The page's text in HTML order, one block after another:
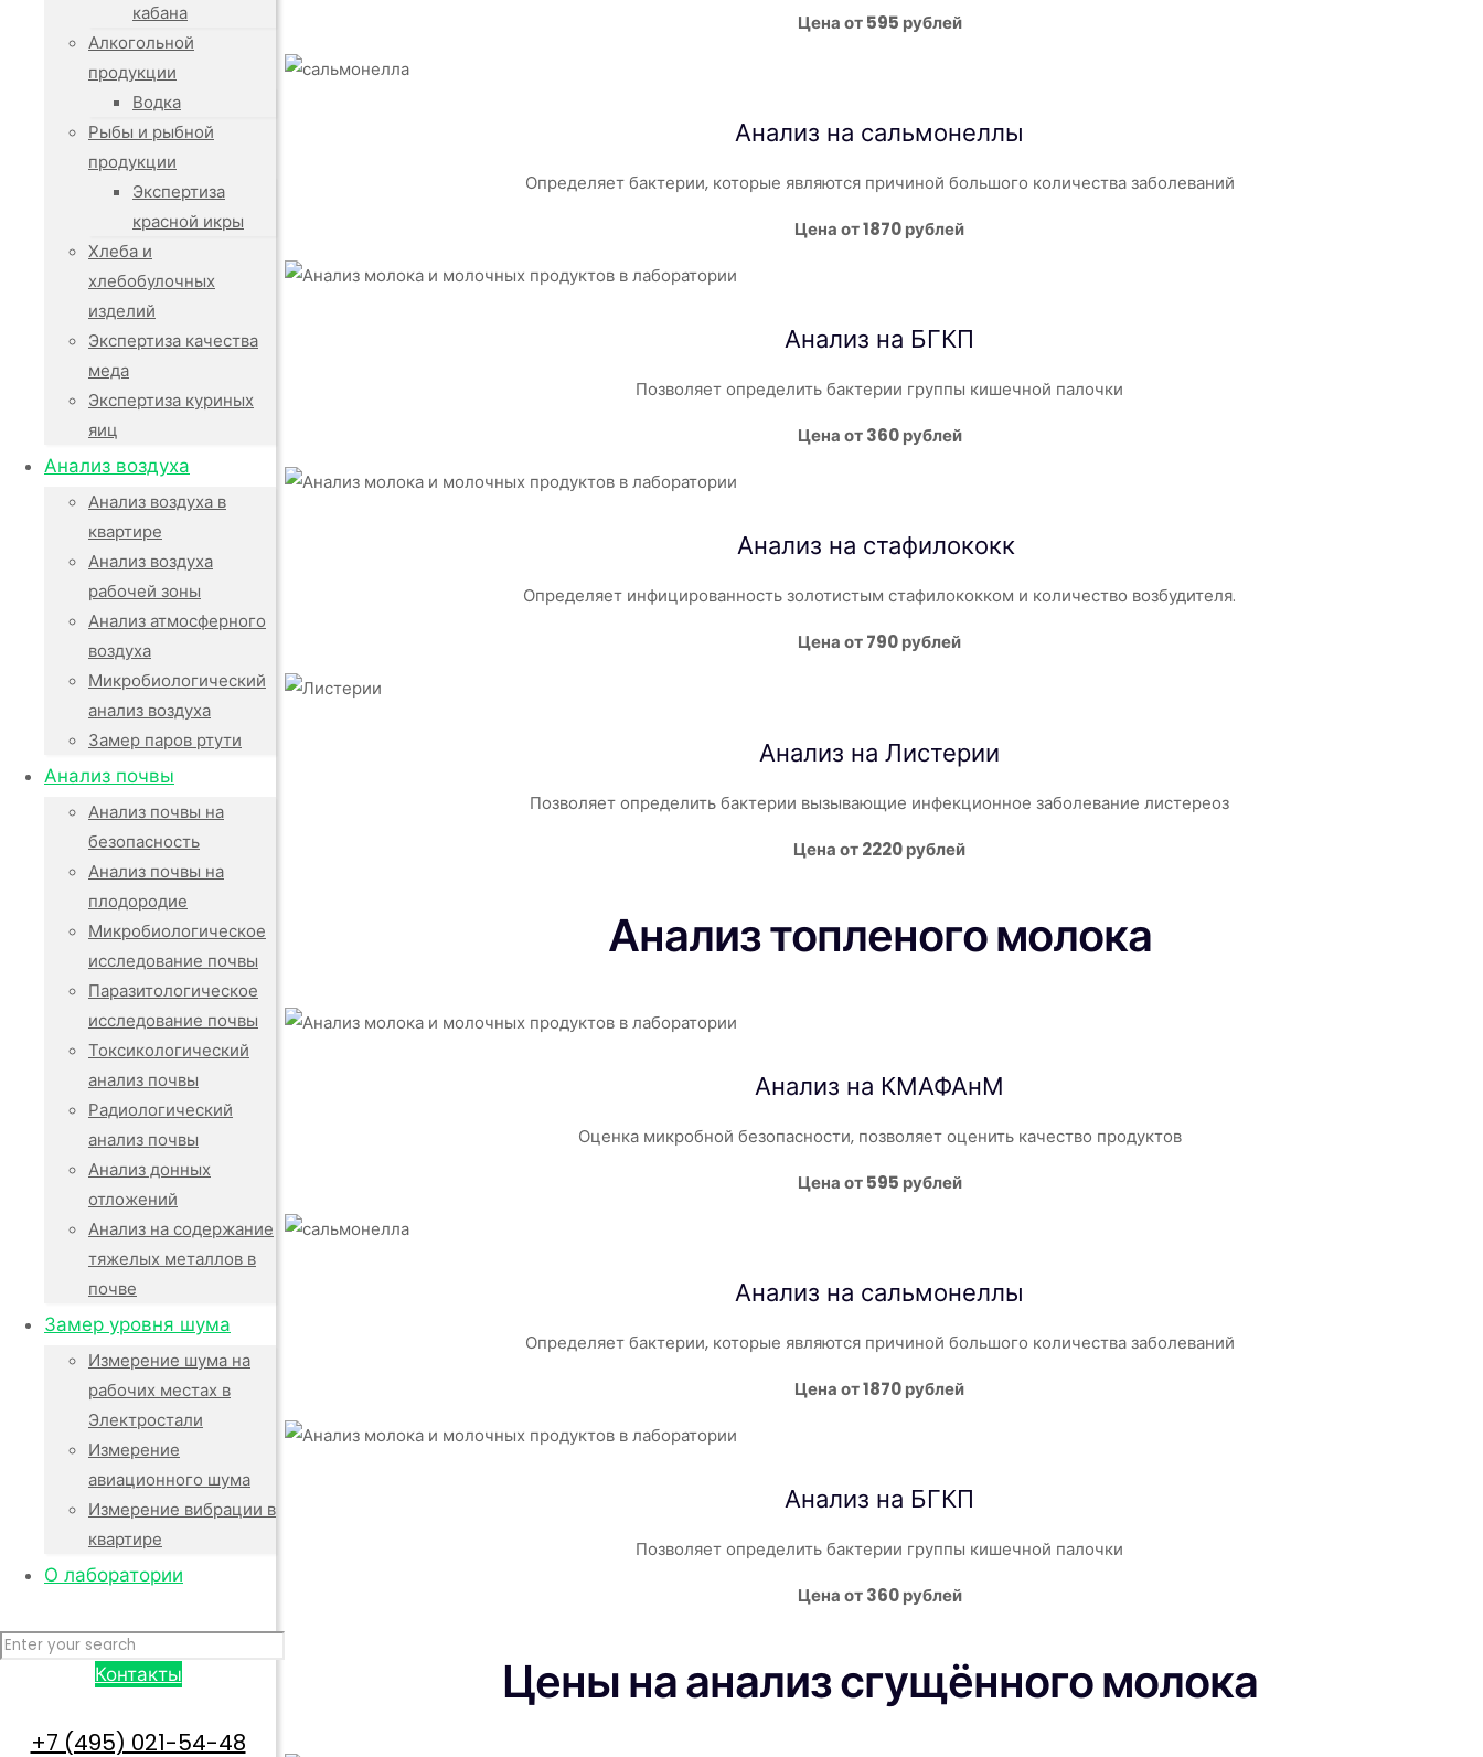
кабана
Алкогольной
продукции
Водка
Рыбы и рыбной
продукции
Экспертиза
красной икры
Хлеба и
хлебобулочных
изделий
Экспертиза качества
меда
Экспертиза куриных
яиц
Анализ воздуха
Анализ воздуха в
квартире
Анализ воздуха
рабочей зоны
Анализ атмосферного
воздуха
Микробиологический
анализ воздуха
Замер паров ртути
Анализ почвы
Анализ почвы на
безопасность
Анализ почвы на
плодородие
Микробиологическое
исследование почвы
Паразитологическое
исследование почвы
Токсикологический
анализ почвы
Радиологический
анализ почвы
Анализ донных
отложений
Анализ на содержание
тяжелых металлов в
почве
Замер уровня шума
Измерение шума на
рабочих местах в
Электростали
Измерение
авиационного шума
Измерение вибрации в
квартире
О лаборатории
Контакты
+7 (495) 021-54-48
Цена от 595 рублей
Анализ на сальмонеллы
Определяет бактерии, которые являются причиной большого количества заболеваний
Цена от 1870 рублей
Анализ на БГКП
Позволяет определить бактерии группы кишечной палочки
Цена от 360 рублей
Анализ на стафилококк
Определяет инфицированность золотистым стафилококком и количество возбудителя.
Цена от 790 рублей
Анализ на Листерии
Позволяет определить бактерии вызывающие инфекционное заболевание листереоз
Цена от 2220 рублей
Анализ топленого молока
Анализ на КМАФАнМ
Оценка микробной безопасности, позволяет оценить качество продуктов
Цена от 595 рублей
Анализ на сальмонеллы
Определяет бактерии, которые являются причиной большого количества заболеваний
Цена от 1870 рублей
Анализ на БГКП
Позволяет определить бактерии группы кишечной палочки
Цена от 360 рублей
Цены на анализ сгущённого молока